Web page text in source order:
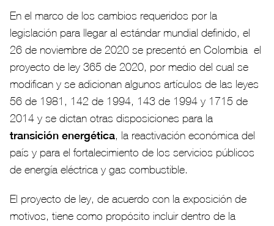
En el marco de los cambios requeridos por la
legislación para llegar al estándar mundial definido, el
26 de noviembre de 2020 se presentó en Colombia el
proyecto de ley 365 de 2020, por medio del cual se
modifican y se adicionan algunos artículos de las leyes
56 de 1981, 142 de 1994, 143 de 1994 y 1715 de
2014 y se dictan otras disposiciones para la
transición energética, la reactivación económica del
país y para el fortalecimiento de los servicios públicos
de energía eléctrica y gas combustible.
El proyecto de ley, de acuerdo con la exposición de
motivos, tiene como propósito incluir dentro de la